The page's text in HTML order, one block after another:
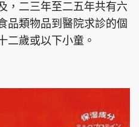
，二三年至二五年共有六
品類物品到醫院求診的個
二歲或以下小童。